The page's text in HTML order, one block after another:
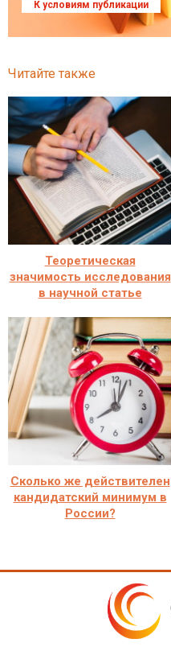
К условиям публикации
Читайте также
Теоретическая
значимость исследования
в научной статье
Сколько же действителен
кандидатский минимум в
России?